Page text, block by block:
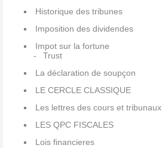
Historique des tribunes
Imposition des dividendes
Impot sur la fortune
Trust
La déclaration de soupçon
LE CERCLE CLASSIQUE
Les lettres des cours et tribunaux
LES QPC FISCALES
Lois financieres